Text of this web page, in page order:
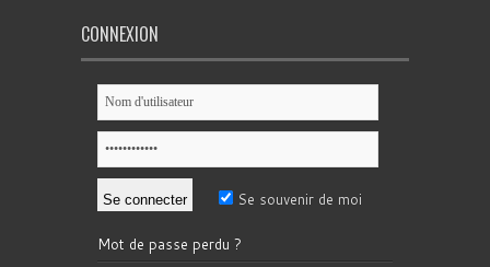
CONNEXION
Se souvenir de moi
Mot de passe perdu ?